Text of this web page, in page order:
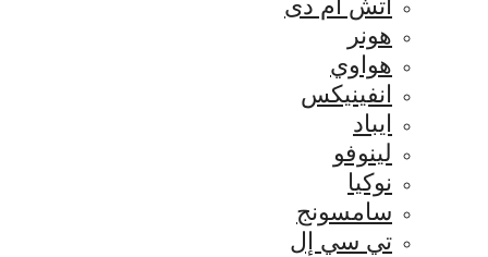
اتش ام دى
هونر
هواوي
انفينيكس
ايباد
لينوفو
نوكيا
سامسونج
تي سي إل